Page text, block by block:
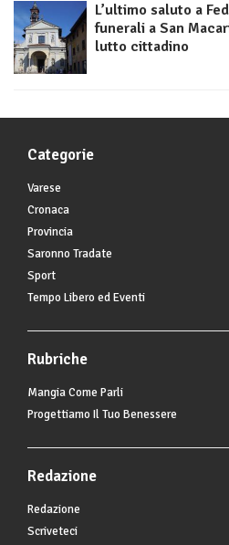
L’ultimo saluto a
funerali a San
lutto cittadino
Categorie
Varese
Cronaca
Provincia
Saronno Tradate
Sport
Tempo Libero ed Eventi
Rubriche
Mangia Come Parli
Progettiamo Il Tuo Benessere
Redazione
Redazione
Scriveteci